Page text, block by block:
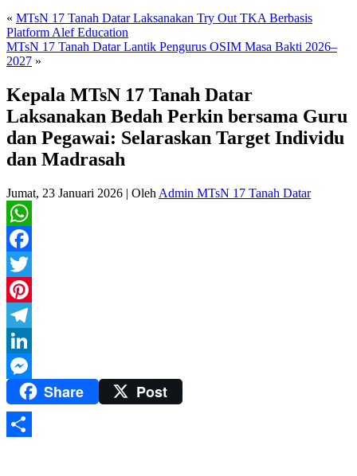
« MTsN 17 Tanah Datar Laksanakan Try Out TKA Berbasis
Platform Alef Education
MTsN 17 Tanah Datar Lantik Pengurus OSIM Masa Bakti 2026–
2027 »
Kepala MTsN 17 Tanah Datar
Laksanakan Bedah Perkin bersama Guru
dan Pegawai: Selaraskan Target Individu
dan Madrasah
Jumat, 23 Januari 2026 | Oleh Admin MTsN 17 Tanah Datar
WhatsApp
Facebook
Twitter
Pinterest
Telegram
LinkedIn
MessengerShare Post